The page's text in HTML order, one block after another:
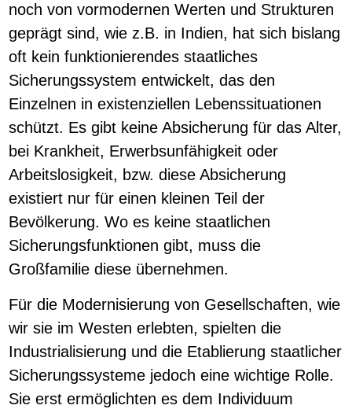
noch von vormodernen Werten und Strukturen
geprägt sind, wie z.B. in Indien, hat sich bislang
oft kein funktionierendes staatliches
Sicherungssystem entwickelt, das den
Einzelnen in existenziellen Lebenssituationen
schützt. Es gibt keine Absicherung für das Alter,
bei Krankheit, Erwerbsunfähigkeit oder
Arbeitslosigkeit, bzw. diese Absicherung
existiert nur für einen kleinen Teil der
Bevölkerung. Wo es keine staatlichen
Sicherungsfunktionen gibt, muss die
Großfamilie diese übernehmen.
Für die Modernisierung von Gesellschaften, wie
wir sie im Westen erlebten, spielten die
Industrialisierung und die Etablierung staatlicher
Sicherungssysteme jedoch eine wichtige Rolle.
Sie erst ermöglichten es dem Individuum